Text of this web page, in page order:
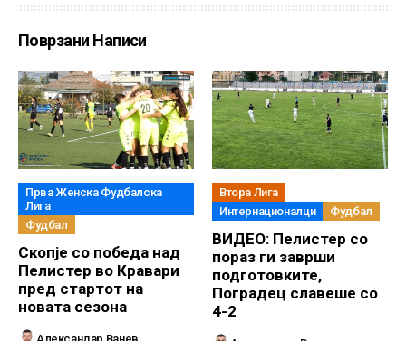
Поврзани Написи
Прва Женска Фудбалска
Лига
Фудбал
Скопје со победа над
Пелистер во Кравари
пред стартот на
новата сезона
Втора Лига
Интернационалци
Фудбал
ВИДЕО: Пелистер со
пораз ги заврши
подготовките,
Поградец славеше со
4-2